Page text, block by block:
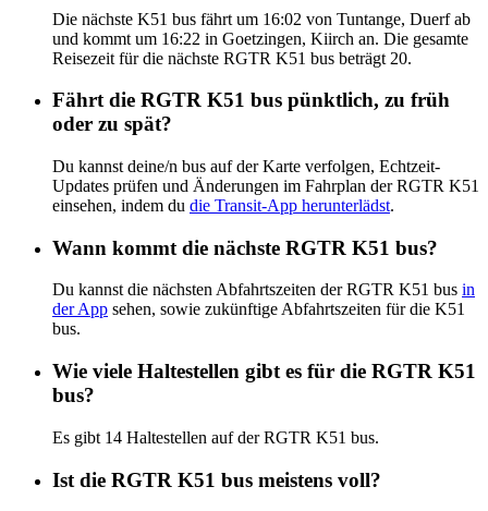
Die nächste K51 bus fährt um 16:02 von Tuntange, Duerf ab
und kommt um 16:22 in Goetzingen, Kiirch an. Die gesamte
Reisezeit für die nächste RGTR K51 bus beträgt 20.
Fährt die RGTR K51 bus pünktlich, zu früh
oder zu spät?
Du kannst deine/n bus auf der Karte verfolgen, Echtzeit-
Updates prüfen und Änderungen im Fahrplan der RGTR K51
einsehen, indem du die Transit-App herunterlädst.
Wann kommt die nächste RGTR K51 bus?
Du kannst die nächsten Abfahrtszeiten der RGTR K51 bus in
der App sehen, sowie zukünftige Abfahrtszeiten für die K51
bus.
Wie viele Haltestellen gibt es für die RGTR K51
bus?
Es gibt 14 Haltestellen auf der RGTR K51 bus.
Ist die RGTR K51 bus meistens voll?